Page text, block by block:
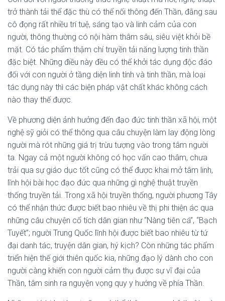
trở thành tải thể đặc thù có thể nối thông đến Thần, đằng sau
cô đọng rất nhiều trí tuệ, sáng tạo và linh cảm của con
người, thông thường có nội hàm thâm sâu, siêu việt khỏi bề
mặt. Có tác phẩm thậm chí truyền tải năng lượng tinh thần
đặc biệt. Những điều này đều có thể khởi tác dụng độc đáo
đối với con người ở tầng diện linh tính và tinh thần, mà loại
tác dụng này thì các biện pháp vật chất khác không cách
nào thay thế được.
Về phương diện ảnh hưởng đến đạo đức tinh thần xã hội, một
nghệ sỹ giỏi có thể thông qua câu chuyện làm lay động lòng
người mà rót những giá trị trừu tượng vào trong tâm người
ta. Ngay cả một người không có học vấn cao thâm, chưa
trải qua sự giáo dục tốt cũng có thể được khai mở tâm linh,
lĩnh hội bài học đạo đức qua những gì nghệ thuật truyền
thống truyền tải. Trong xã hội truyền thống, người phương Tây
có thể nhận thức được biết bao nhiêu về thị phi thiện ác qua
những câu chuyện cổ tích dân gian như “Nàng tiên cá”, “Bạch
Tuyết”; người Trung Quốc lĩnh hội được biết bao nhiêu từ tứ
đại danh tác, truyện dân gian, hý kịch? Còn những tác phẩm
triển hiện thế giới thiên quốc kia, những đạo lý dành cho con
người càng khiến con người cảm thụ được sự vĩ đại của
Thần, tâm sinh ra nguyện vọng quy y hướng về phía Thần.